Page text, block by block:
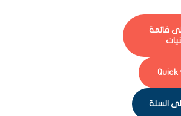
قائمة
Quick
السلة